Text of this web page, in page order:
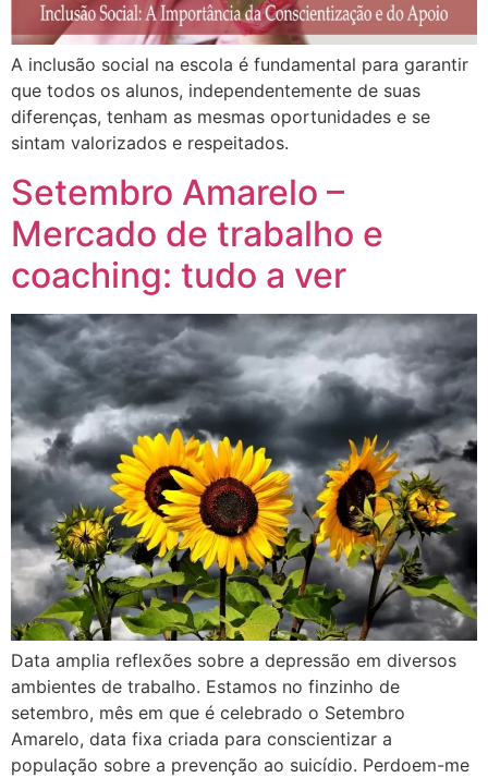
A inclusão social na escola é fundamental para garantir
que todos os alunos, independentemente de suas
diferenças, tenham as mesmas oportunidades e se
sintam valorizados e respeitados.
Setembro Amarelo –
Mercado de trabalho e
coaching: tudo a ver
Data amplia reflexões sobre a depressão em diversos
ambientes de trabalho. Estamos no finzinho de
setembro, mês em que é celebrado o Setembro
Amarelo, data fixa criada para conscientizar a
população sobre a prevenção ao suicídio. Perdoem-me